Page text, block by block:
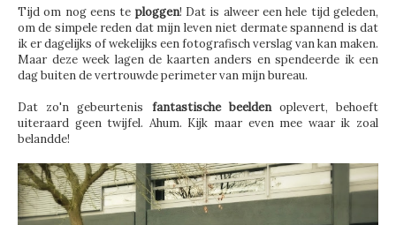
Tijd om nog eens te ploggen! Dat is alweer een hele tijd geleden,
om de simpele reden dat mijn leven niet dermate spannend is dat
ik er dagelijks of wekelijks een fotografisch verslag van kan maken.
Maar deze week lagen de kaarten anders en spendeerde ik een
dag buiten de vertrouwde perimeter van mijn bureau.
Dat zo'n gebeurtenis fantastische beeldenoplevert, behoeft
uiteraard geen twijfel. Ahum. Kijk maar even mee waar ik zoal
belandde!